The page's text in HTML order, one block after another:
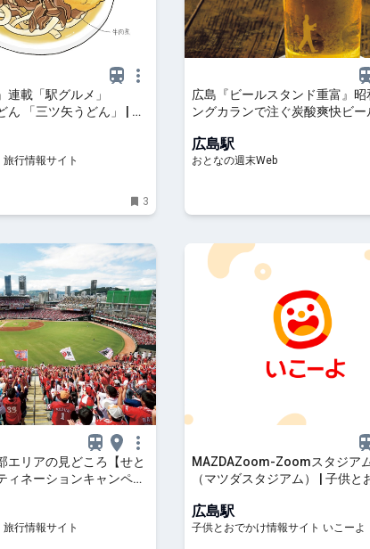
連載「駅グルメ」
「三ツ矢うどん」 | ト
旅行情報サイト
3
広島『ビールスタンド重富』昭
ングカランで注ぐ炭酸爽快ビー
広島駅
おとなの週末Web
エリアの見どころ【せと
ィネーションキャンペー
旅行情報サイト
MAZDAZoom-Zoomスタジア
（マツダスタジアム） | 子供と
広島駅
子供とおでかけ情報サイト いこーよ